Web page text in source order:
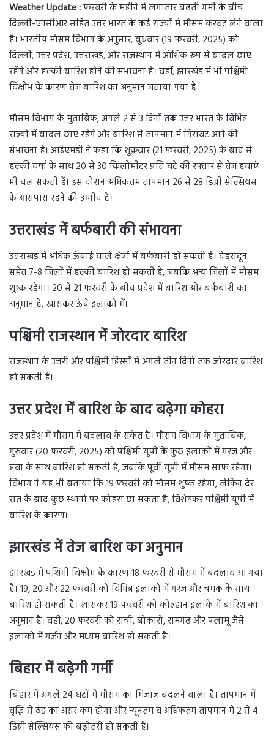
Weather Update :फरवरी के महीने में लगातार बढ़ती गर्मी के बीच
दिल्ली-एनसीआर सहित उत्तर भारत के कई राज्यों में मौसम करवट लेने वाला
है। भारतीय मौसम विभाग के अनुसार, बुधवार (19 फरवरी, 2025) को
दिल्ली, उत्तर प्रदेश, उत्तराखंड, और राजस्थान में आंशिक रूप से बादल छाए
रहेंगे और हल्की बारिश होने की संभावना है। वहीं, झारखंड में भी पश्चिमी
विक्षोभ के कारण तेज बारिश का अनुमान जताया गया है।
मौसम विभाग के मुताबिक, अगले 2 से 3 दिनों तक उत्तर भारत के विभिन्न
राज्यों में बादल छाए रहेंगे और बारिश से तापमान में गिरावट आने की
संभावना है। आईएमडी ने कहा कि शुक्रवार (21 फरवरी, 2025) के बाद से
हल्की वर्षा के साथ 20 से 30 किलोमीटर प्रति घंटे की रफ्तार से तेज हवाएं
भी चल सकती हैं। इस दौरान अधिकतम तापमान 26 से 28 डिग्री सेल्सियस
के आसपास रहने की उम्मीद है।
उत्तराखंड में बर्फबारी की संभावना
उत्तराखंड में अधिक ऊंचाई वाले क्षेत्रों में बर्फबारी हो सकती है। देहरादून
समेत 7-8 जिलों में हल्की बारिश हो सकती है, जबकि अन्य जिलों में मौसम
शुष्क रहेगा। 20 से 21 फरवरी के बीच प्रदेश में बारिश और बर्फबारी का
अनुमान है, खासकर ऊंचे इलाकों में।
पश्चिमी राजस्थान में जोरदार बारिश
राजस्थान के उत्तरी और पश्चिमी हिस्सों में अगले तीन दिनों तक जोरदार बारिश
हो सकती है।
उत्तर प्रदेश में बारिश के बाद बढ़ेगा कोहरा
उत्तर प्रदेश में मौसम में बदलाव के संकेत हैं। मौसम विभाग के मुताबिक,
गुरुवार (20 फरवरी, 2025) को पश्चिमी यूपी के कुछ इलाकों में गरज और
हवा के साथ बारिश हो सकती है, जबकि पूर्वी यूपी में मौसम साफ रहेगा।
विभाग ने यह भी बताया कि 19 फरवरी को मौसम शुष्क रहेगा, लेकिन देर
रात के बाद कुछ स्थानों पर कोहरा छा सकता है, विशेषकर पश्चिमी यूपी में
बारिश के कारण।
झारखंड में तेज बारिश का अनुमान
झारखंड में पश्चिमी विक्षोभ के कारण 18 फरवरी से मौसम में बदलाव आ गया
है। 19, 20 और 22 फरवरी को विभिन्न इलाकों में गरज और चमक के साथ
बारिश हो सकती है। खासकर 19 फरवरी को कोल्हान इलाके में बारिश का
अनुमान है। वहीं, 20 फरवरी को रांची, बोकारो, रामगढ़ और पलामू जैसे
इलाकों में गर्जन और मध्यम बारिश हो सकती है।
बिहार में बढ़ेगी गर्मी
बिहार में अगले 24 घंटों में मौसम का मिजाज बदलने वाला है। तापमान में
वृद्धि से ठंड का असर कम होगा और न्यूनतम व अधिकतम तापमान में 2 से 4
डिग्री सेल्सियस की बढ़ोतरी हो सकती है।